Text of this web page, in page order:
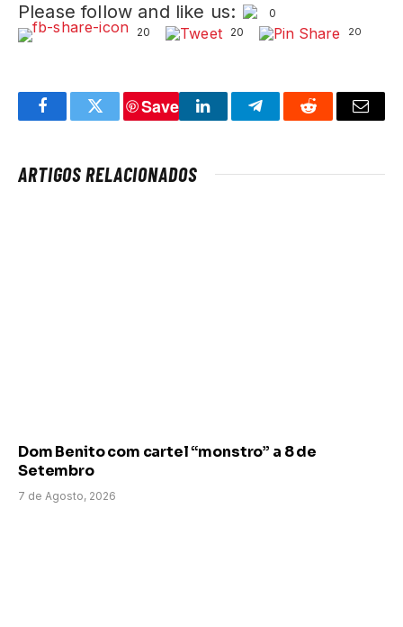
Please follow and like us:
0
20
20 20
FacebookTwitter
Save
LinkedInTelegramReddit Email
ARTIGOS RELACIONADOS
Dom Benito com cartel “monstro” a 8 de
Setembro
7 de Agosto, 2026